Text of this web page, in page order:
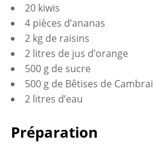
20 kiwis
4 pièces d’ananas
2 kg de raisins
2 litres de jus d’orange
500 g de sucre
500 g de Bêtises de Cambrai
2 litres d’eau
Préparation